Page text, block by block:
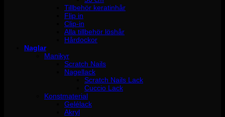
Tillbehör keratinhår
Flip in
Clip-in
Alla tillbehör löshår
Hårdockor
Naglar
Manikyr
Scratch Nails
Nagellack
Scratch Nails Lack
Cuccio Lack
Konstmaterial
Gelélack
Akryl